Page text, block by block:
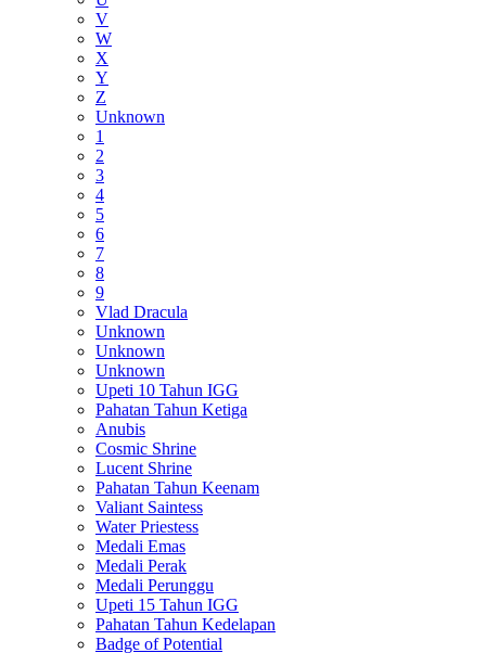
V
W
X
Y
Z
Unknown
1
2
3
4
5
6
7
8
9
Vlad Dracula
Unknown
Unknown
Unknown
Upeti 10 Tahun IGG
Pahatan Tahun Ketiga
Anubis
Cosmic Shrine
Lucent Shrine
Pahatan Tahun Keenam
Valiant Saintess
Water Priestess
Medali Emas
Medali Perak
Medali Perunggu
Upeti 15 Tahun IGG
Pahatan Tahun Kedelapan
Badge of Potential